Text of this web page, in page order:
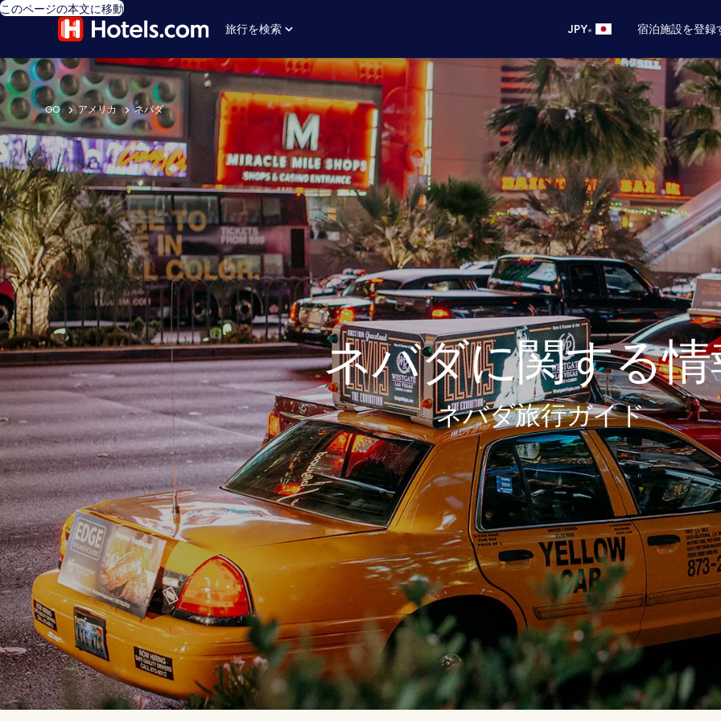
このページの本文に移動
旅行を検索
JPY• 宿泊施設を登録
GO アメリカ ネバダ
ネバダに関する
ネバダ旅行ガイド